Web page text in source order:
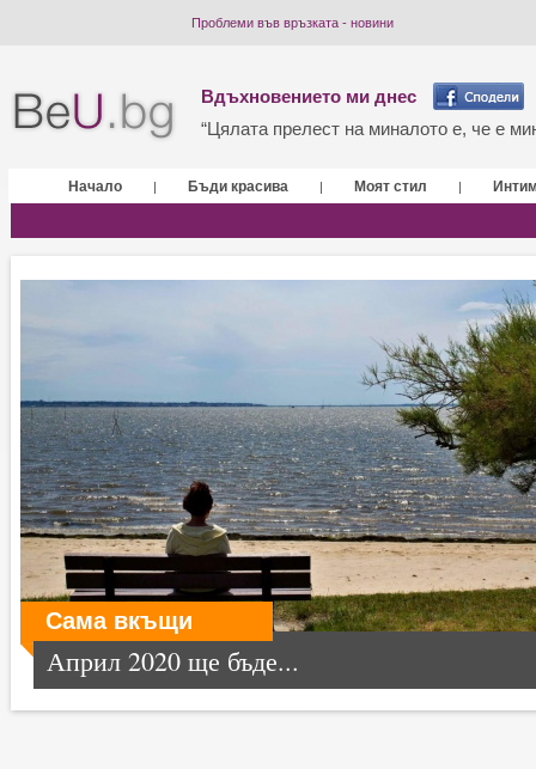
Проблеми във връзката - новини
Вдъхновението ми днес
“Цялата прелест на миналото е, че е
Начало | Бъди красива | Моят стил |
Сама вкъщи
Април 2020 ще бъде...